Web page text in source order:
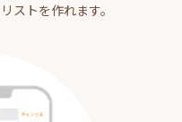
ストを作れます。